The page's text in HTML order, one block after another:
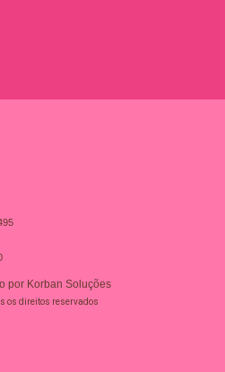
por Korban Soluções
os direitos reservados